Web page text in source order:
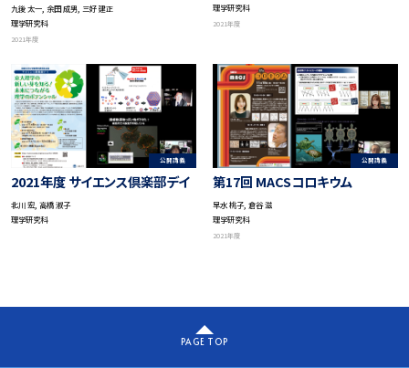
九後 太一, 余田 成男, 三好 建正
理学研究科
2021年度
理学研究科
2021年度
公開講義
2021年度 サイエンス倶楽部デイ
北川 宏, 高橋 淑子
理学研究科
公開講義
第17回 MACSコロキウム
早水 桃子, 倉谷 滋
理学研究科
2021年度
PAGE TOP